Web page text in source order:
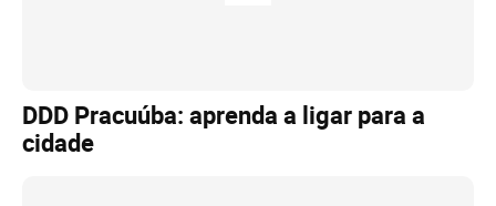
DDD Pracuúba: aprenda a ligar para a
cidade